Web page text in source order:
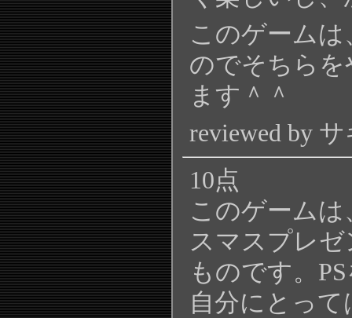
このゲーム
のでそちら
ます＾＾
reviewed by
10点
このゲーム
スマスプレ
ものです。
自分にとっ